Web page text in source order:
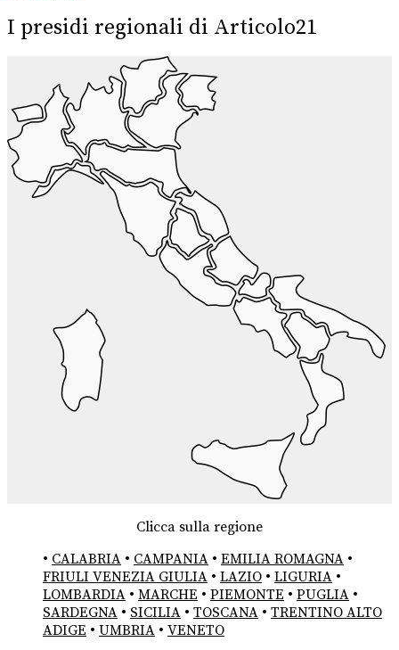
I presidi regionali di Articolo21
Clicca sulla regione
• CALABRIA • CAMPANIA • EMILIA ROMAGNA •
FRIULI VENEZIA GIULIA • LAZIO • LIGURIA •
LOMBARDIA • MARCHE • PIEMONTE • PUGLIA •
SARDEGNA • SICILIA • TOSCANA • TRENTINO ALTO
ADIGE • UMBRIA • VENETO